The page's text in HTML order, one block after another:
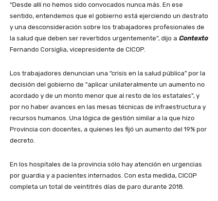
“Desde allí no hemos sido convocados nunca más. En ese
sentido, entendemos que el gobierno está ejerciendo un destrato
y una desconsideración sobre los trabajadores profesionales de
la salud que deben ser revertidos urgentemente”, dijo a Contexto
Fernando Corsiglia, vicepresidente de CICOP.
Los trabajadores denuncian una “crisis en la salud pública” por la
decisión del gobierno de “aplicar unilateralmente un aumento no
acordado y de un monto menor que al resto de los estatales”, y
por no haber avances en las mesas técnicas de infraestructura y
recursos humanos. Una lógica de gestión similar a la que hizo
Provincia con docentes, a quienes les fijó un aumento del 19% por
decreto.
En los hospitales de la provincia sólo hay atención en urgencias
por guardia y a pacientes internados. Con esta medida, CICOP
completa un total de veintitrés días de paro durante 2018.